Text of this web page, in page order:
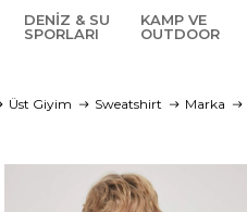
DENIZ & SU
SPORLARI
KAMP VE
OUTDOOR
Üst Giyim Sweatshirt Marka